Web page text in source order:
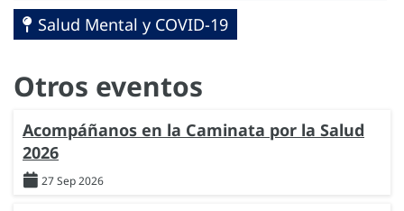
Salud Mental y COVID-19
Otros eventos
Acompáñanos en la Caminata por la Salud
2026
27 Sep 2026